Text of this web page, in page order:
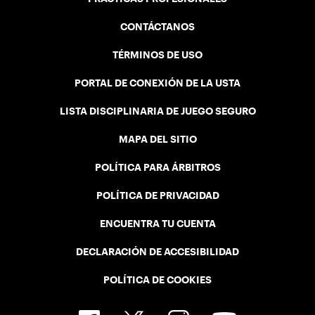
CONTÁCTANOS
TÉRMINOS DE USO
PORTAL DE CONEXIÓN DE LA USTA
LISTA DISCIPLINARIA DE JUEGO SEGURO
MAPA DEL SITIO
POLÍTICA PARA ÁRBITROS
POLÍTICA DE PRIVACIDAD
ENCUENTRA TU CUENTA
DECLARACIÓN DE ACCESIBILIDAD
POLÍTICA DE COOKIES